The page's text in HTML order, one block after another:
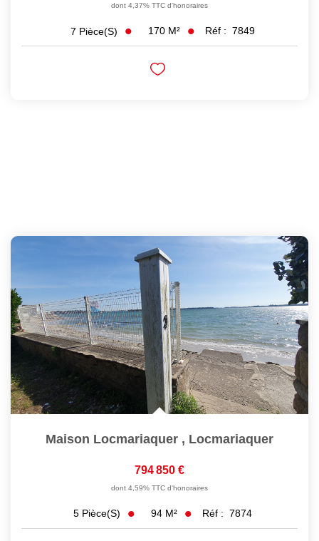
dont 4,37% TTC d'honoraires
7 Pièce(s) 170 M² Réf : 7849
Maison Locmariaquer , Locmariaquer
794 850 €
dont 4,59% TTC d'honoraires
5 Pièce(s) 94 M² Réf : 7874